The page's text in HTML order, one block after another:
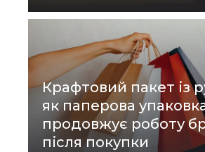
Крафтовий пакет із
як паперова
продовжує роботу
після покупки